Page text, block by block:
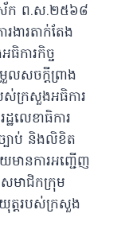
ស័ក ព.ស.២៥៦៨
ងារតាក់តែង
ការកិច្ច
លសចក្តីព្រាង
បស់ក្រសួងអធិការ
រដ្ឋលេខាធិការ
ច្បាប់ និងលិខិត
មានការអញ្ជើញ
មាជិកក្រុម
យុត្តរបស់ក្រសួង